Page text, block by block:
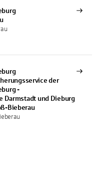
der
-
Darmstadt und Dieburg
Bieberau